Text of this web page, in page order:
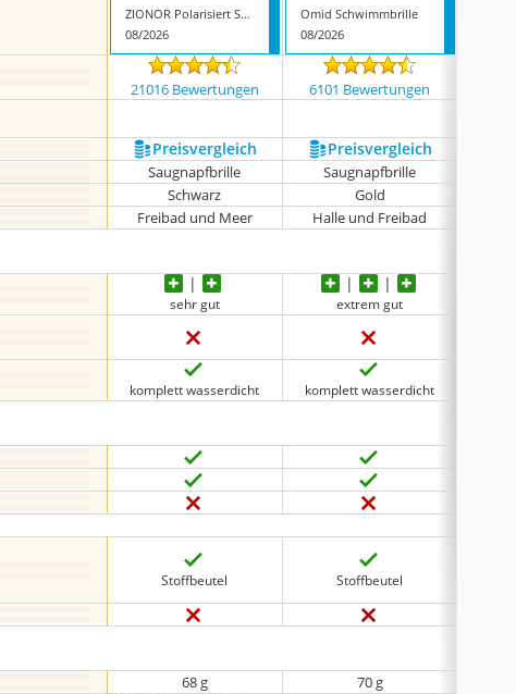
ZIONOR Polarisiert Schwimmbrille
08/2026
Omid Schwimmbrille
08/2026
21016 Bewertungen 6101 Bewertungen
Preis­vergleich Preis­vergleich
Saugnapfbrille Saugnapfbrille
Schwarz
Gold
Freibad und Meer Halle und Freibad
sehr gut extrem gut
komplett wasserdicht komplett wasserdicht
Stoffbeutel Stoffbeutel
68 g
70 g